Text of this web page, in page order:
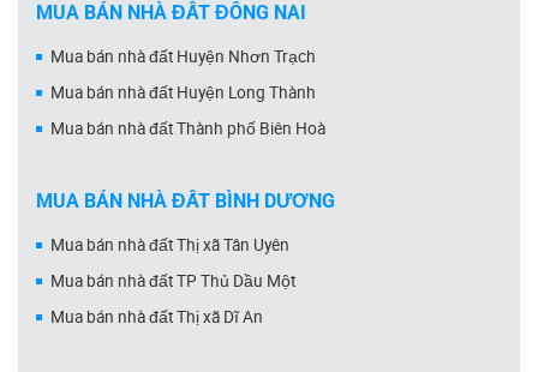
MUA BÁN NHÀ ĐẤT ĐỒNG NAI
Mua bán nhà đất Huyện Nhơn Trạch
Mua bán nhà đất Huyện Long Thành
Mua bán nhà đất Thành phố Biên Hoà
MUA BÁN NHÀ ĐẤT BÌNH DƯƠNG
Mua bán nhà đất Thị xã Tân Uyên
Mua bán nhà đất TP Thủ Dầu Một
Mua bán nhà đất Thị xã Dĩ An